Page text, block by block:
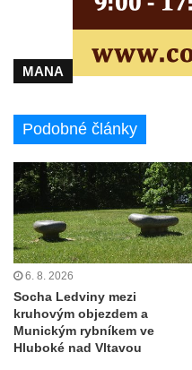
Pamětní deska Vojtěcha
domě čp. 37 v ulici Betlém
Socha vodníka v Plavu
Třebušíně
Pamětní deska Johanna
Fischera na domě čp. 5/16
května v Rumburku
Pamětní deska Johanna
severně od Tokáně
Obrázek svatého Huberta
Huberta
MANA
Podobné články
6. 8. 2026
Socha Ledviny mezi
kruhovým objezdem a
Munickým rybníkem ve
Hluboké nad Vltavou